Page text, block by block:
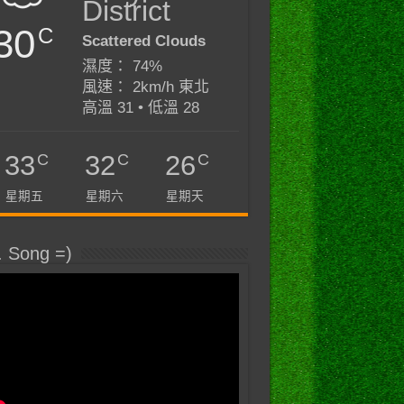
C
District
Scattered Clouds
濕度： 74%
風速： 2km/h 東北
高溫 31 • 低溫 28
33C
星期五
32C
星期六
26C
星期天
Song =)